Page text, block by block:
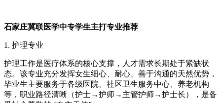
石家庄冀联医学中专学生主打专业推荐
1. 护理专业
护理工作是医疗体系的核心支撑，人才需求长期处于紧缺状
态。该专业充分发挥女生细心、耐心、善于沟通的天然优势，
毕业生主要服务于各级医院、社区卫生服务中心、养老机构
等，职业路径清晰（护士→护师→主管护师→护士长），是备